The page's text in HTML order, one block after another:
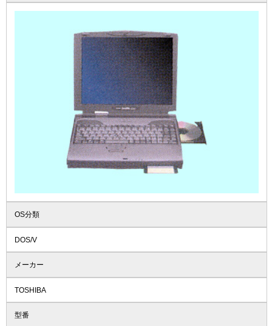
OS分類
DOS/V
メーカー
TOSHIBA
型番